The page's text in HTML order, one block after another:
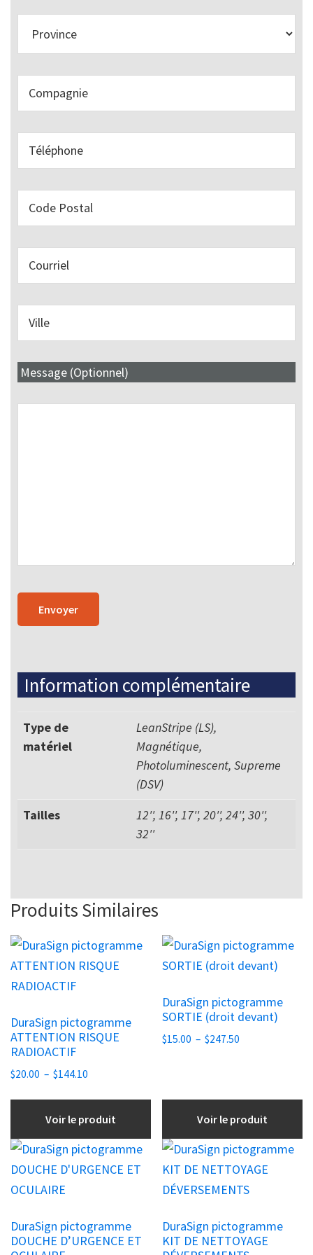
Message (Optionnel)
Information complémentaire
Type de
matériel
LeanStripe (LS),
Magnétique,
Photoluminescent, Supreme
(DSV)
Tailles
12'', 16'', 17'', 20'', 24'', 30'',
32''
Produits Similaires
DuraSign pictogramme
ATTENTION RISQUE
RADIOACTIF
$20.00 – $144.10
$20.00
à
$144.10
Voir le produit
Ce
produit
a
variations.
Les
options
choisies
sur
la
page
produit
DuraSign pictogramme
SORTIE (droit devant)
$15.00 – $247.50
$247.50
Voir le produit
Ce
produit
plusieurs
variations.
Les
choisies
sur
la
page
produit
DuraSign pictogramme
DOUCHE D’URGENCE ET
Ce
produit
a
variations.
Les
DuraSign pictogramme
KIT DE NETTOYAGE
Ce
produit
a
variations.
Les